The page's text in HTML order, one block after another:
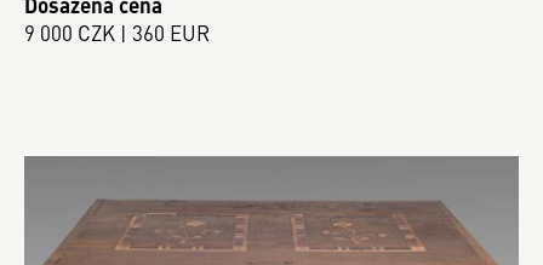
9 000 CZK | 360 EUR